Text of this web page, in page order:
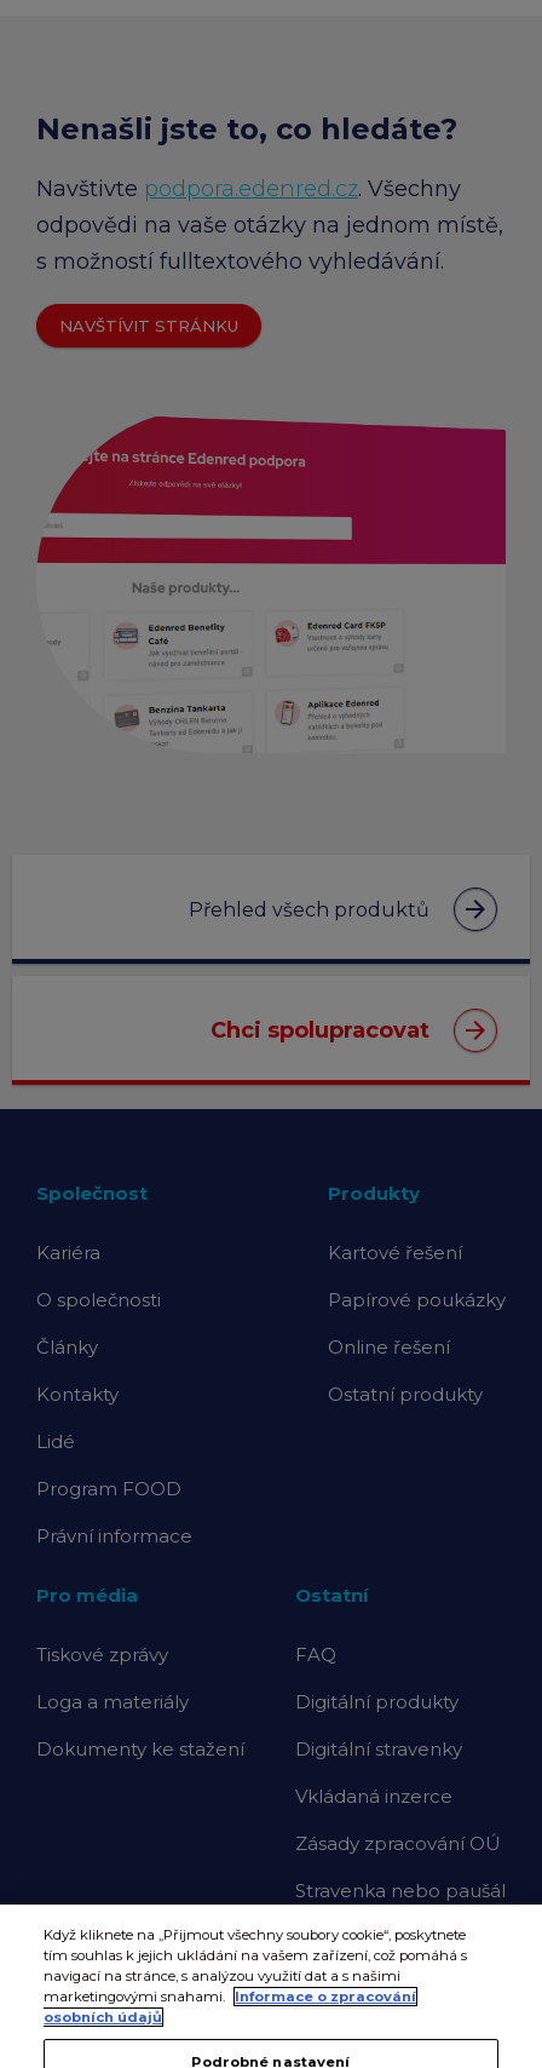
Nenašli jste to, co hledáte?
Navštivte podpora.edenred.cz. Všechny
odpovědi na vaše otázky na jednom místě,
s možností fulltextového vyhledávání.
NAVŠTÍVIT STRÁNKU
Přehled všech produktů arrow_forward
Chci spolupracovat arrow_forward
Společnost
Kariéra
O společnosti
Články
Kontakty
Lidé
Program FOOD
Právní informace
Produkty
Kartové řešení
Papírové poukázky
Online řešení
Ostatní produkty
Pro média
Tiskové zprávy
Loga a materiály
Dokumenty ke stažení
Ostatní
FAQ
Digitální produkty
Digitální stravenky
Vkládaná inzerce
Zásady zpracování OÚ
Stravenka nebo paušál
Když kliknete na „Přijmout všechny soubory cookie“, poskytnete
tím souhlas k jejich ukládání na vašem zařízení, což pomáhá s
navigací na stránce, s analýzou využití dat a s našimi
marketingovými snahami.
Informace o zpracování
osobních údajů
Podrobné nastavení